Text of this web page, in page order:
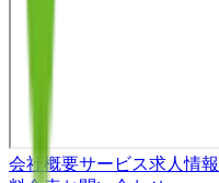
会社概要サービス求人情報